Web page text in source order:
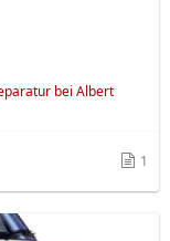
bei Albert
1